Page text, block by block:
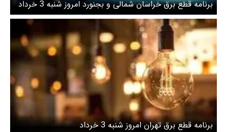
برنامه قطع برق خراسان شمالی و بجنورد امروز شنبه 3 خرداد
برنامه قطع برق تهران امروز شنبه 3 خرداد